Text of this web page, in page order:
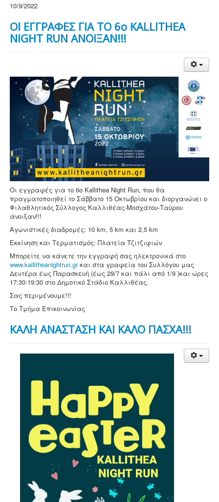
10/9/2022
ΟΙ ΕΓΓΡΑΦΕΣ ΓΙΑ ΤΟ 6ο KALLITHEA
NIGHT RUN ΑΝΟΙΞΑΝ!!!
Οι εγγραφές για το 6ο Kallithea Night Run, που θα
πραγματοποιηθεί το Σάββατο 15 Οκτωβρίου και διοργανώνει ο
Φιλαθλητικός Σύλλογος Καλλιθέας-Μοσχάτου-Ταύρου
άνοιξαν!!!
Αγωνιστικές διαδρομές: 10 km, 5 km και 2,5 km
Εκκίνηση και Τερματισμός: Πλατεία Τζιτζιφιών
Μπορείτε να κάνετε την εγγραφή σας ηλεκτρονικά στο
www.kallitheanightrun.grκαι στα γραφεία του Συλλόγου μας
Δευτέρα έως Παρασκευή (έως 29/7 και πάλι από 1/9 )και ώρες
17:30-19:30 στο Δημοτικό Στάδιο Καλλιθέας.
Σας περιμένουμε!!!
Το Τμήμα Επικοινωνίας
ΚΑΛΗ ΑΝΑΣΤΑΣΗ ΚΑΙ ΚΑΛΟ ΠΑΣΧΑ!!!